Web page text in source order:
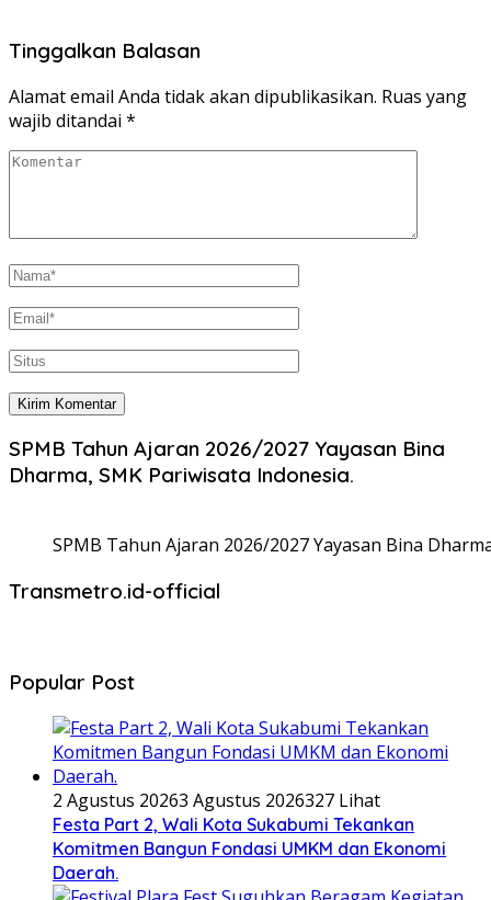
Tinggalkan Balasan
Alamat email Anda tidak akan dipublikasikan. Ruas yang
wajib ditandai *
SPMB Tahun Ajaran 2026/2027 Yayasan Bina
Dharma, SMK Pariwisata Indonesia.
SPMB Tahun Ajaran 2026/2027 Yayasan Bina
Transmetro.id-official
Popular Post
2 Agustus 20263 Agustus 2026327 Lihat
Festa Part 2, Wali Kota Sukabumi Tekankan
Komitmen Bangun Fondasi UMKM dan Ekonomi
Daerah.